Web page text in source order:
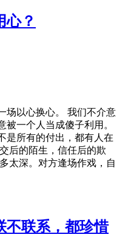
心？
场以心换心。 我们不介意
一个人当成傻子利用。
是所有的付出，都有人在
后的陌生，信任后的欺
太深。对方逢场作戏，自
不联系，都珍惜